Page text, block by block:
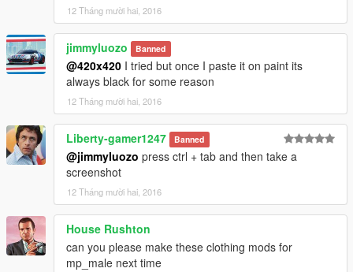
12 Tháng mười hai, 2016
jimmyluozo Banned
@420x420 I tried but once I paste it on paint its
always black for some reason
12 Tháng mười hai, 2016
Liberty-gamer1247 Banned
@jimmyluozo press ctrl + tab and then take a
screenshot
12 Tháng mười hai, 2016
House Rushton
can you please make these clothing mods for
mp_male next time